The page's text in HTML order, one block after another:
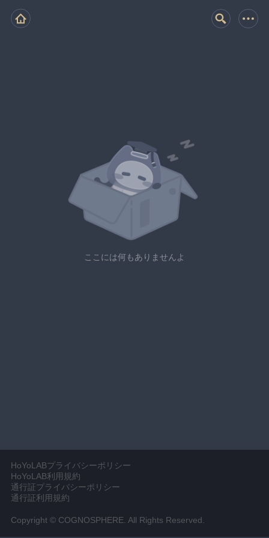
ここには何もありませんよ
HoYoLABプライバシーポリシー
HoYoLAB利用規約
通行証プライバシーポリシー
通行証利用規約
Copyright © COGNOSPHERE. All Rights Reserved.